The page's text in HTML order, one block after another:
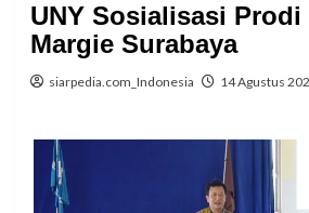
UNY Sosialisasi Prodi
Margie Surabaya
siarpedia.com_Indonesia 14 Agustus